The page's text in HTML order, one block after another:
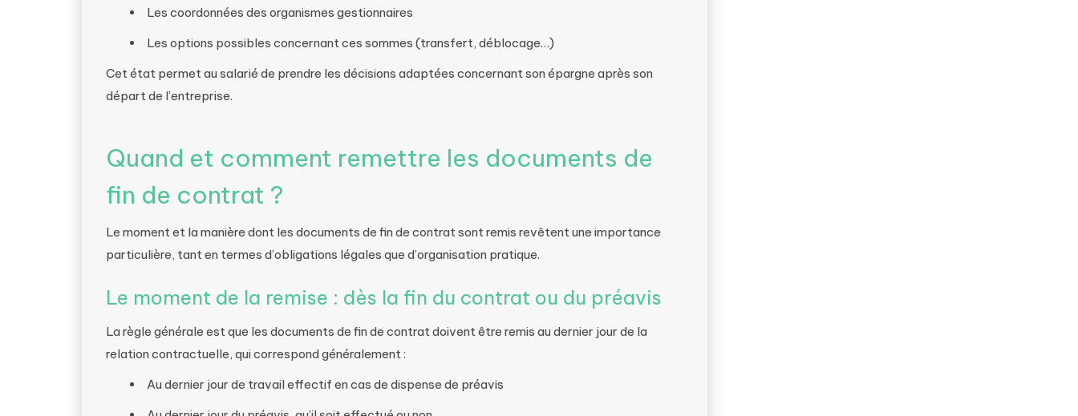
Les coordonnées des organismes gestionnaires
Les options possibles concernant ces sommes (transfert, déblocage…)
Cet état permet au salarié de prendre les décisions adaptées concernant son épargne après son
départ de l’entreprise.
Quand et comment remettre les documents de
fin de contrat ?
Le moment et la manière dont les documents de fin de contrat sont remis revêtent une importance
particulière, tant en termes d’obligations légales que d’organisation pratique.
Le moment de la remise : dès la fin du contrat ou du préavis
La règle générale est que les documents de fin de contrat doivent être remis au dernier jour de la
relation contractuelle, qui correspond généralement :
Au dernier jour de travail effectif en cas de dispense de préavis